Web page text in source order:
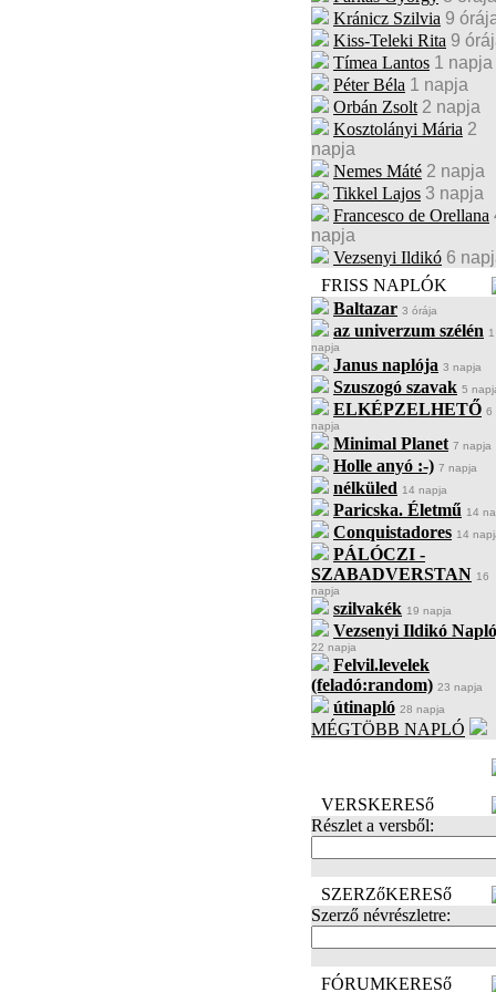
Kránicz Szilvia 9
Kiss-Teleki Rita 9
Tímea Lantos 1 napja
Péter Béla 1 napja
Orbán Zsolt 2 napja
Kosztolányi Mária 2
napja
Nemes Máté 2 napja
Tikkel Lajos 3 napja
Francesco de Orellana
napja
Vezsenyi Ildikó 6
FRISS NAPLÓK
Baltazar 3 órája
az univerzum szélén 1
napja
Janus naplója 3 napja
Szuszogó szavak 5
ELKÉPZELHETŐ 6
napja
Minimal Planet 7 napja
Holle anyó :-) 7 napja
nélküled 14 napja
Paricska. Életmű 14
Conquistadores 14
PÁLÓCZI -
SZABADVERSTAN 16
napja
szilvakék 19 napja
Vezsenyi Ildikó
22 napja
Felvil.levelek
(feladó:random) 23 napja
útinapló 28 napja
MÉGTÖBB NAPLÓ
VERSKERESő
Részlet a versből:
SZERZőKERESő
Szerző névrészletre:
FÓRUMKERESő